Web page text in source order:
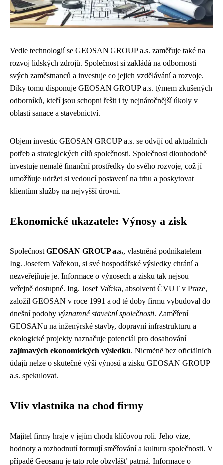
Vedle technologií se GEOSAN GROUP a.s. zaměřuje také na
rozvoj lidských zdrojů. Společnost si zakládá na odbornosti
svých zaměstnanců a investuje do jejich vzdělávání a rozvoje.
Díky tomu disponuje GEOSAN GROUP a.s. týmem zkušených
odborníků, kteří jsou schopni řešit i ty nejnáročnější úkoly v
oblasti sanace a stavebnictví.
Objem investic GEOSAN GROUP a.s. se odvíjí od aktuálních
potřeb a strategických cílů společnosti. Společnost dlouhodobě
investuje nemalé finanční prostředky do svého rozvoje, což jí
umožňuje udržet si vedoucí postavení na trhu a poskytovat
klientům služby na nejvyšší úrovni.
Ekonomické ukazatele: Výnosy a zisk
Společnost GEOSAN GROUP a.s., vlastněná podnikatelem
Ing. Josefem Vařekou, si své hospodářské výsledky chrání a
nezveřejňuje je. Informace o výnosech a zisku tak nejsou
veřejně dostupné. Ing. Josef Vařeka, absolvent ČVUT v Praze,
založil GEOSAN v roce 1991 a od té doby firmu vybudoval do
dnešní podoby významné stavební společnosti. Zaměření
GEOSANu na inženýrské stavby, dopravní infrastrukturu a
ekologické projekty naznačuje potenciál pro dosahování
zajímavých ekonomických výsledků. Nicméně bez oficiálních
údajů nelze o skutečné výši výnosů a zisku GEOSAN GROUP
a.s. spekulovat.
Vliv vlastníka na chod firmy
Majitel firmy hraje v jejím chodu klíčovou roli. Jeho vize,
hodnoty a rozhodnutí formují směřování a kulturu společnosti. V
případě Geosanu je tato role obzvlášť patrná. Informace o